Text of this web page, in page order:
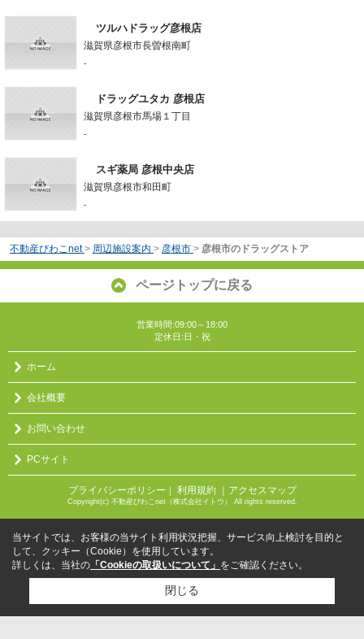
ツルハドラッグ彦根店
滋賀県彦根市長曽根南町
-
ドラッグユタカ 彦根店
滋賀県彦根市馬場１丁目
-
スギ薬局 彦根中央店
滋賀県彦根市和田町
-
不動産びわこnet > 周辺施設案内 > 彦根市 > 彦根市のドラッグストア
ページトップに戻る
営業時間:09:00～18:00
定休日:日・祝
ホーム
会社概要
お問い合わせ
PCサイト
プライバシーポリシー ｜ 利用規約 ｜アクセスマップ
Copyright(c) 不動産びわこnet（株式会社イトウ） All rights reserved.
当サイトでは、お客様の当サイト利用状況把握、サービス向上検討を目的と
して、クッキー（Cookie）を使用しています。
詳しくは、当社の 「Cookieの取扱いについて」 をご確認ください。
閉じる